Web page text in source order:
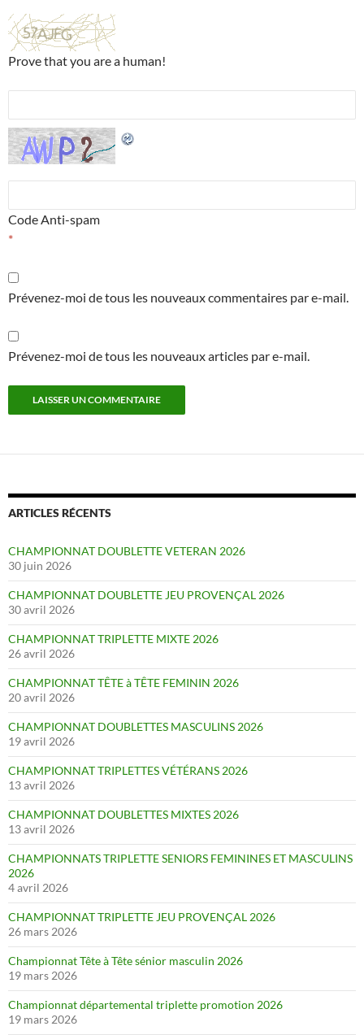
Prove that you are a human!
Code Anti-spam
*
Prévenez-moi de tous les nouveaux commentaires par e-mail.
Prévenez-moi de tous les nouveaux articles par e-mail.
ARTICLES RÉCENTS
CHAMPIONNAT DOUBLETTE VETERAN 2026
30 juin 2026
CHAMPIONNAT DOUBLETTE JEU PROVENÇAL 2026
30 avril 2026
CHAMPIONNAT TRIPLETTE MIXTE 2026
26 avril 2026
CHAMPIONNAT TÊTE à TÊTE FEMININ 2026
20 avril 2026
CHAMPIONNAT DOUBLETTES MASCULINS 2026
19 avril 2026
CHAMPIONNAT TRIPLETTES VÉTÉRANS 2026
13 avril 2026
CHAMPIONNAT DOUBLETTES MIXTES 2026
13 avril 2026
CHAMPIONNATS TRIPLETTE SENIORS FEMININES ET MASCULINS
2026
4 avril 2026
CHAMPIONNAT TRIPLETTE JEU PROVENÇAL 2026
26 mars 2026
Championnat Tête à Tête sénior masculin 2026
19 mars 2026
Championnat départemental triplette promotion 2026
19 mars 2026